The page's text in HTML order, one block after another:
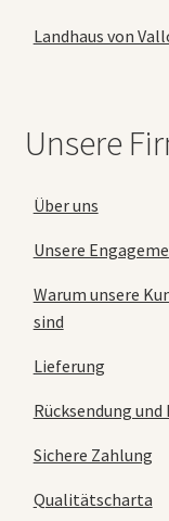
Landhaus von
Unsere
Über uns
Unsere
Warum unsere
sind
Lieferung
Rücksendung
Sichere Zahlung
Qualitätscharta